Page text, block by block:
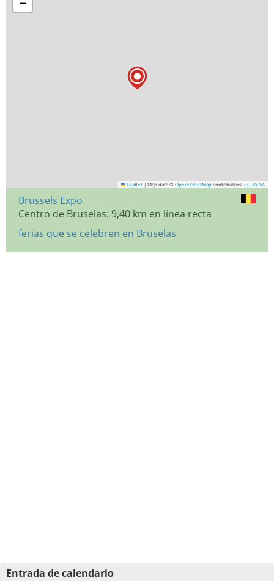
Leaflet | Map data © OpenStreetMap contributors, CC-BY-SA
Brussels Expo
Centro de Bruselas: 9,40 km en línea recta
ferias que se celebren en Bruselas
Entrada de calendario